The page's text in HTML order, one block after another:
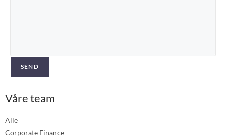
SEND
Våre team
Alle
Corporate Finance